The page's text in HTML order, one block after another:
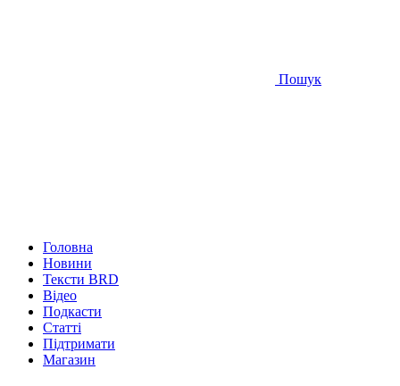
Пошук
Головна
Новини
Тексти BRD
Відео
Подкасти
Статті
Підтримати
Магазин